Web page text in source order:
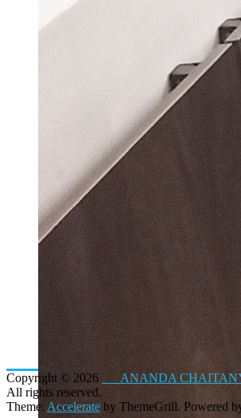
Copyright © 2026 ANANDA
All rights reserved.
Theme: Accelerate by ThemeGrill. Powered